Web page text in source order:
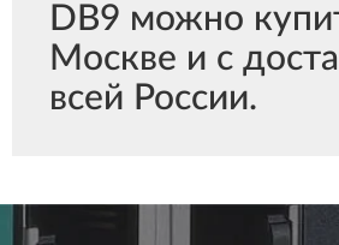
DB9 можно
Москве и с
всей России.